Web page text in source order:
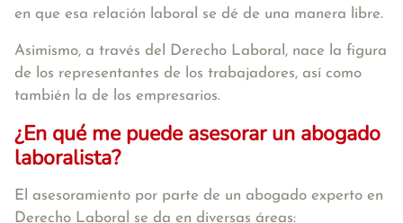
en que esa relación laboral se dé de una manera libre.
Asimismo, a través del Derecho Laboral, nace la figura
de los representantes de los trabajadores, así como
también la de los empresarios.
¿En qué me puede asesorar un abogado
laboralista?
El asesoramiento por parte de un abogado experto en
Derecho Laboral se da en diversas áreas: